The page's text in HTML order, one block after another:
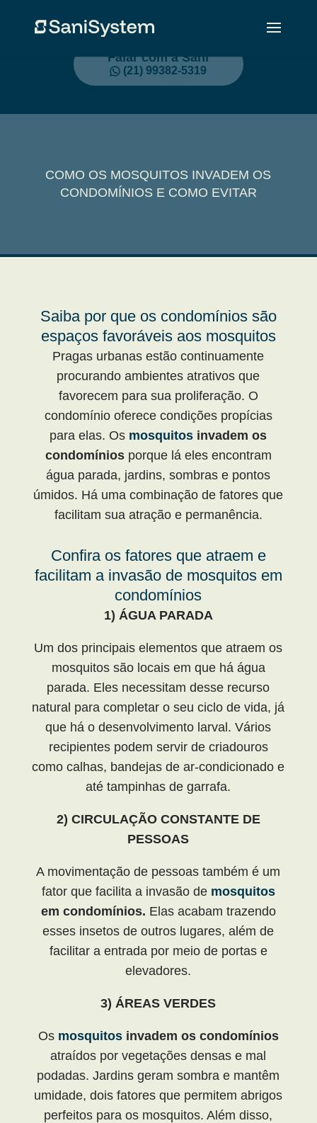
Falar com a Sani
(21) 99382-5319
COMO OS MOSQUITOS INVADEM OS
CONDOMÍNIOS E COMO EVITAR
Saiba por que os condomínios são
espaços favoráveis aos mosquitos
Pragas urbanas estão continuamente
procurando ambientes atrativos que
favorecem para sua proliferação. O
condomínio oferece condições propícias
para elas. Os mosquitos invadem os
condomínios porque lá eles encontram
água parada, jardins, sombras e pontos
úmidos. Há uma combinação de fatores que
facilitam sua atração e permanência.
Confira os fatores que atraem e
facilitam a invasão de mosquitos em
condomínios
1) ÁGUA PARADA
Um dos principais elementos que atraem os
mosquitos são locais em que há água
parada. Eles necessitam desse recurso
natural para completar o seu ciclo de vida, já
que há o desenvolvimento larval. Vários
recipientes podem servir de criadouros
como calhas, bandejas de ar-condicionado e
até tampinhas de garrafa.
2) CIRCULAÇÃO CONSTANTE DE
PESSOAS
A movimentação de pessoas também é um
fator que facilita a invasão de mosquitos
em condomínios. Elas acabam trazendo
esses insetos de outros lugares, além de
facilitar a entrada por meio de portas e
elevadores.
3) ÁREAS VERDES
Osmosquitosinvadem os condomínios
atraídos por vegetações densas e mal
podadas. Jardins geram sombra e mantêm
umidade, dois fatores que permitem abrigos
perfeitos para os mosquitos. Além disso,